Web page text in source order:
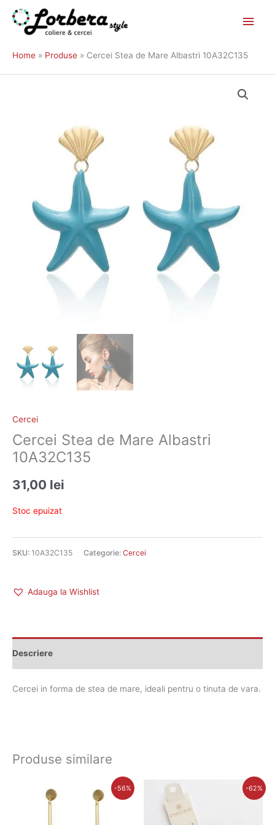
Skip
content
Home Produse Cercei Stea de Mare Albastri 10A32C135
Cercei
Cercei Stea de Mare Albastri
10A32C135
31,00 lei
Stoc epuizat
SKU: 10A32C135 Categorie: Cercei
Adauga la Wishlist
Descriere
Cercei in forma de stea de mare, ideali pentru o tinuta de vara.
Produse similare
-56%
inițial
a
curent
este:
-62%
Prețul
inițial
a
fost:
85,00 lei.